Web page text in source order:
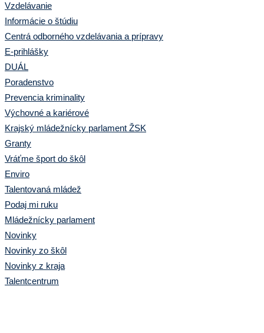
Vzdelávanie
Informácie o štúdiu
Centrá odborného vzdelávania a prípravy
E-prihlášky
DUÁL
Poradenstvo
Prevencia kriminality
Výchovné a kariérové
Krajský mládežnícky parlament ŽSK
Granty
Vráťme šport do škôl
Enviro
Talentovaná mládež
Podaj mi ruku
Mládežnícky parlament
Novinky
Novinky zo škôl
Novinky z kraja
Talentcentrum